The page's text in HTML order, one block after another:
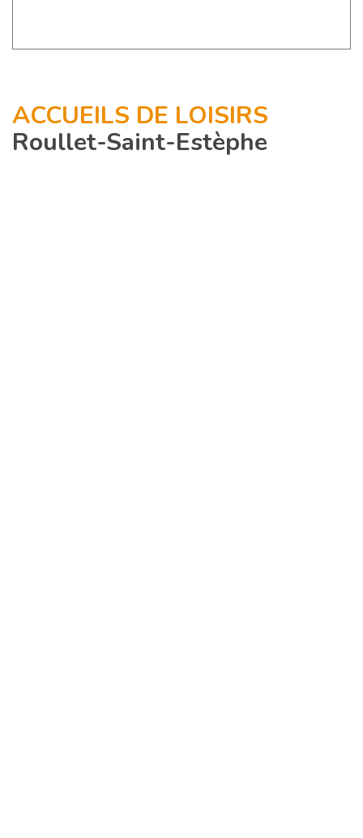
ACCUEILS DE LOISIRS
Roullet-Saint-Estèphe